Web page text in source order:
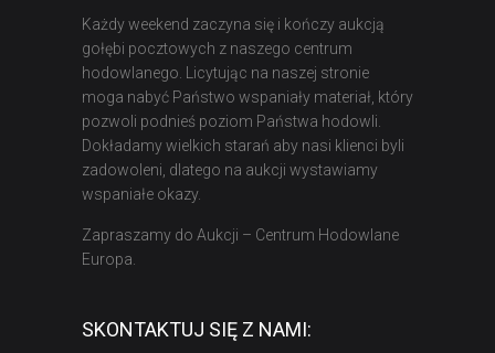
Każdy weekend zaczyna się i kończy aukcją
gołębi pocztowych z naszego centrum
hodowlanego. Licytując na naszej stronie
moga nabyć Państwo wspaniały materiał, który
pozwoli podnieś poziom Państwa hodowli.
Dokładamy wielkich starań aby nasi klienci byli
zadowoleni, dlatego na aukcji wystawiamy
wspaniałe okazy.
Zapraszamy do Aukcji – Centrum Hodowlane
Europa.
SKONTAKTUJ SIĘ Z NAMI: